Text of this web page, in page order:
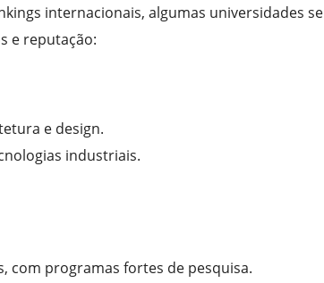
internacionais, algumas universidades se
e reputação:
e design.
industriais.
com programas fortes de pesquisa.